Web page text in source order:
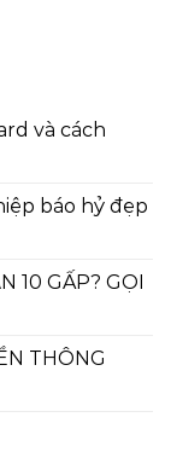
và cách
báo hỷ đẹp
10 GẤP? GỌI
THÔNG